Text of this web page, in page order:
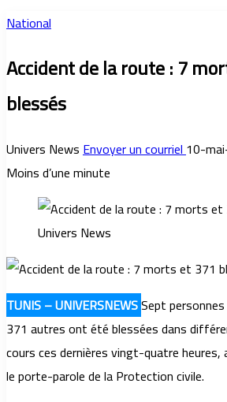
National
Accident de la route : 7
blessés
Univers NewsEnvoyer un courriel10-
Moins d’une minute
TUNIS – UNIVERSNEWSSept
371 autres ont été blessées dans
cours ces dernières vingt-quatre heures,
le porte-parole de la Protection civile.